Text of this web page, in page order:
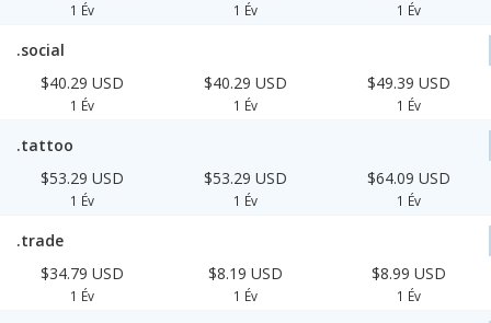
1 Év 1 Év 1 Év
.social
$40.29 USD
1 Év
$40.29 USD
1 Év
$49.39 USD
1 Év
.tattoo
$53.29 USD
1 Év
$53.29 USD
1 Év
$64.09 USD
1 Év
.trade
$34.79 USD
1 Év
$8.19 USD
1 Év
$8.99 USD
1 Év